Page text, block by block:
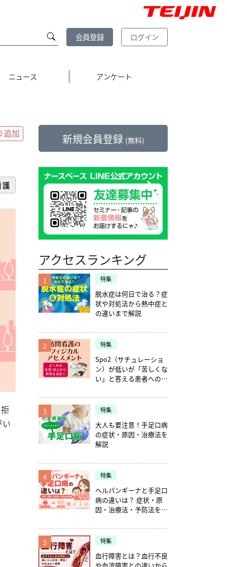
ログイン
会員登録
ニュース アンケート
護
新規会員登録 (無料)
アクセスランキング
1 特集
脱水症は何日で治る？症
状や対処法から熱中症と
の違いまで解説
2 特集
Spo2（サチュレーショ
ン）が低いが「苦しくな
い」と答える患者への確
3 特集
大人も要注意！手足口病
の症状・原因・治療法を
解説
4 特集
ヘルパンギーナと手足口
病の違いは？ 症状・原
因・治療法・予防法を解
5 特集
血行障害とは？血行不良